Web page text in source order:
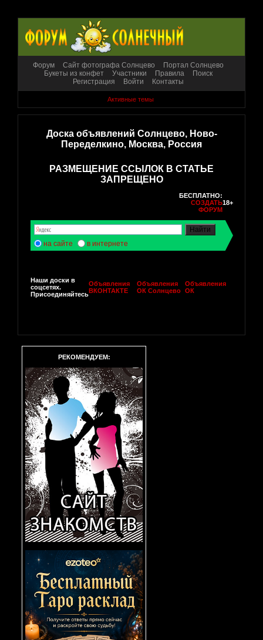
Форум Сайт фотографа Солнцево
Портал Солнцево
Букеты из конфет
Участники Правила
Поиск
Регистрация
Войти Контакты
Активные темы
Доска объявлений Солнцево, Ново-
Переделкино, Москва, Россия
РАЗМЕЩЕНИЕ ССЫЛОК В СТАТЬЕ
ЗАПРЕЩЕНО
БЕСПЛАТНО:
СОЗДАТЬ
ФОРУМ
18+
на сайте в интернете
Наши доски в
соцсетях.
Присоединяйтесь
Объявления
ВКОНТАКТЕ
Объявления
ОК Солнцево
Объявления
ОК
РЕКОМЕНДУЕМ: